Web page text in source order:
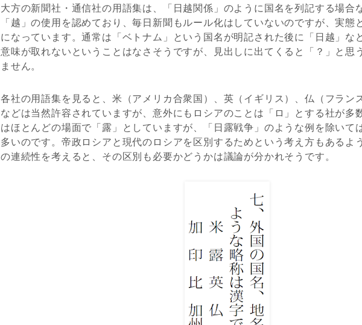
大方の新聞社・通信社の用語集は、「日越関係」のように国名を列記する場合
「越」の使用を認めており、毎日新聞もルール化はしていないのですが、実態
になっています。通常は「ベトナム」という国名が明記された後に「日越」な
意味が取れないということはなさそうですが、見出しに出てくると「？」と思
ません。
各社の用語集を見ると、米（アメリカ合衆国）、英（イギリス）、仏（フラン
などは当然許容されていますが、意外にもロシアのことは「ロ」とする社が多
はほとんどの場面で「露」としていますが、「日露戦争」のような例を除いて
多いのです。帝政ロシアと現代のロシアを区別するためという考え方もあるよ
の連続性を考えると、その区別も必要かどうかは議論が分かれそうです。